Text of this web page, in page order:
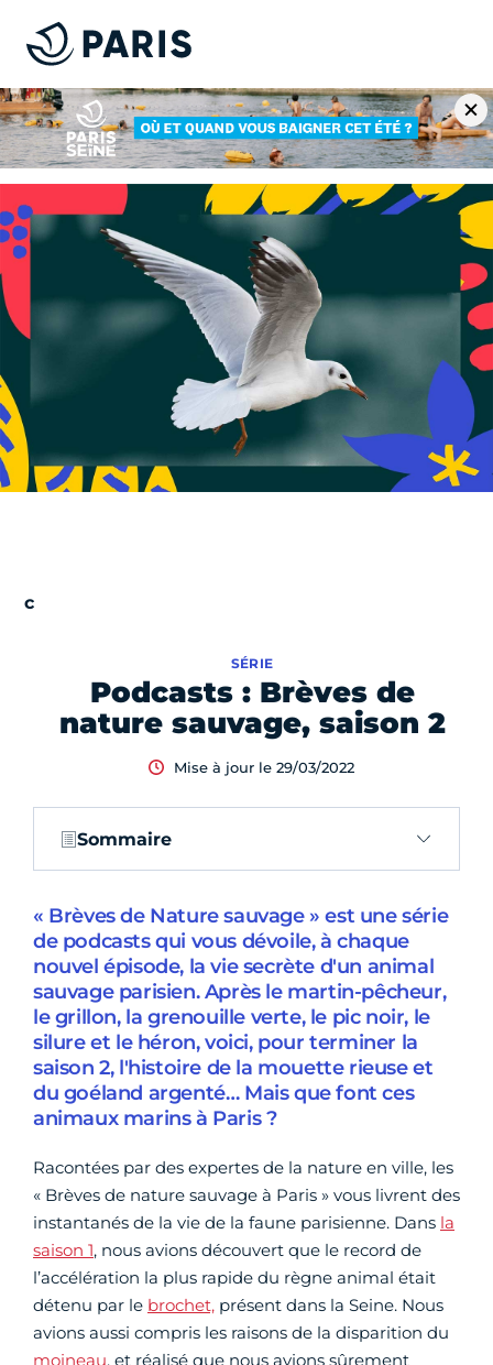
Podcasts : Brèves de
nature sauvage, saison 2
SÉRIE
Mise à jour le 29/03/2022
Sommaire
« Brèves de Nature sauvage » est une série
de podcasts qui vous dévoile, à chaque
nouvel épisode, la vie secrète d'un animal
sauvage parisien. Après le martin-pêcheur,
le grillon, la grenouille verte, le pic noir, le
silure et le héron, voici, pour terminer la
saison 2, l'histoire de la mouette rieuse et
du goéland argenté… Mais que font ces
animaux marins à Paris ?
Racontées par des expertes de la nature en ville, les
« Brèves de nature sauvage à Paris » vous livrent des
instantanés de la vie de la faune parisienne. Dans la
saison 1, nous avions découvert que le record de
l’accélération la plus rapide du règne animal était
détenu par le brochet, présent dans la Seine. Nous
avions aussi compris les raisons de la disparition du
moineau, et réalisé que nous avions sûrement